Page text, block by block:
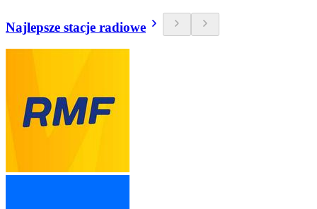
Najlepsze stacje radiowe